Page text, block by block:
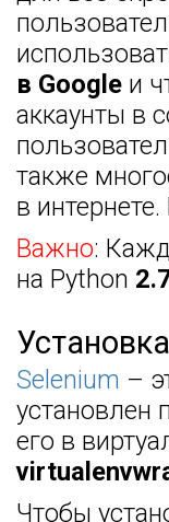
в Google и
аккаунты в
также
в
Важно:
на Python
Selenium –
установлен
его в
Чтобы